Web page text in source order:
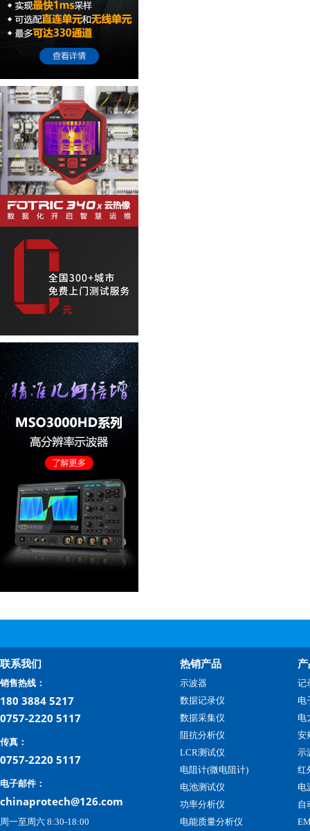
联系我们
销售热线：
180 3884 5217
0757-2220 5117
传真：
0757-2220 5117
电子邮件：
chinaprotech@126.com
周一至周六 8:30-18:00
热销产品
示波器
数据记录仪
数据采集仪
阻抗分析仪
LCR测试仪
电阻计(微电阻计)
电池测试仪
功率分析仪
电能质量分析仪
记
电
电
安
示
红
电
自